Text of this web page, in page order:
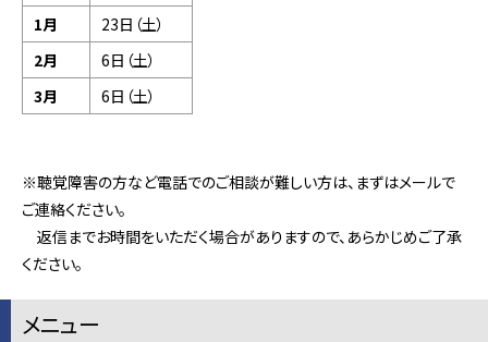
1月
23日（土）
2月
6日（土）
3月
6日（土）
※聴覚障害の方など電話でのご相談が難しい方は、まずはメールで
ご連絡ください。
返信までお時間をいただく場合がありますので、あらかじめご了承
ください。
メニュー